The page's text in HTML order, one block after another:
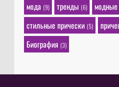
мода (9) тренды (6) модные
стильные прически (5)
Биография (3)